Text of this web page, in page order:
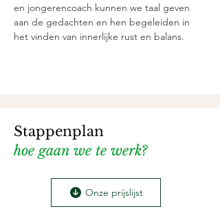
en jongerencoach kunnen we taal geven
aan de gedachten en hen begeleiden in
het vinden van innerlijke rust en balans.
Stappenplan
hoe gaan we te werk?
Onze prijslijst